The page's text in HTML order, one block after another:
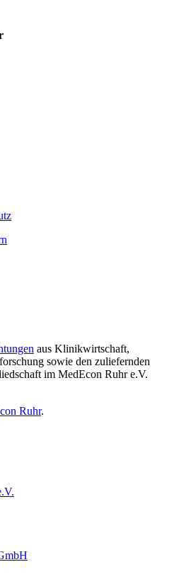
aus Klinikwirtschaft,
sowie den zuliefernden
im MedEcon Ruhr e.V.
Ruhr.